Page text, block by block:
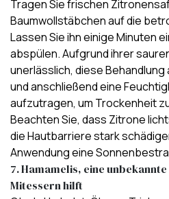
Tragen Sie frischen
Baumwollstäbchen auf die
Lassen Sie ihn einige Minuten
abspülen. Aufgrund ihrer
unerlässlich, diese
und anschließend eine
aufzutragen, um Trockenheit
Beachten Sie, dass Zitrone
die Hautbarriere stark
Anwendung eine
7. Hamamelis, eine
Mitessern hilft